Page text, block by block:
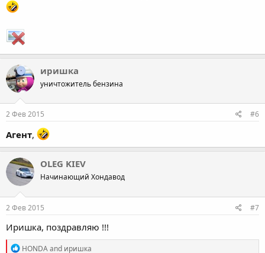
иришка
уничтожитель бензина
2 Фев 2015 #6
Агент,
OLEG KIEV
Начинающий Хондавод
2 Фев 2015 #7
Иришка, поздравляю !!!
R
HONDAand иришка